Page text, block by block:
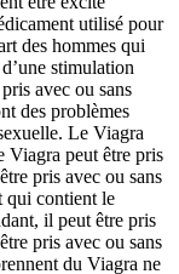
utilisé pour
des hommes qui
stimulation
avec ou sans
des problèmes
Le Viagra
Viagra peut être pris
pris avec ou sans
qui contient le
il peut être pris
pris avec ou sans
du Viagra ne